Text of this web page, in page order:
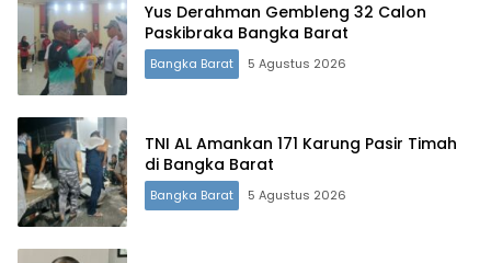
Yus Derahman Gembleng 32 Calon
Paskibraka Bangka Barat
Bangka Barat 5 Agustus 2026
TNI AL Amankan 171 Karung Pasir Timah
di Bangka Barat
Bangka Barat 5 Agustus 2026